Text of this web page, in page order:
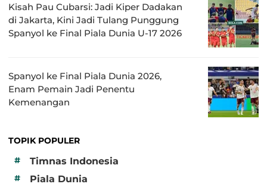
Kisah Pau Cubarsi: Jadi Kiper Dadakan
di Jakarta, Kini Jadi Tulang Punggung
Spanyol ke Final Piala Dunia U-17 2026
Spanyol ke Final Piala Dunia 2026,
Enam Pemain Jadi Penentu
Kemenangan
TOPIK POPULER
#
Timnas Indonesia
# Piala Dunia